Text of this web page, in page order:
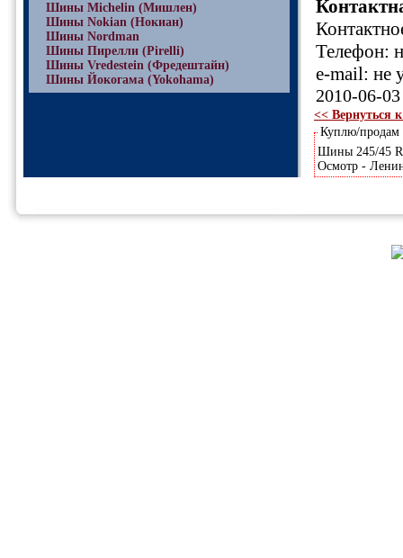
Шины Michelin (Мишлен)
Шины Nokian (Нокиан)
Шины Nordman
Шины Пирелли (Pirelli)
Шины Vredestein (Фредештайн)
Шины Йокогама (Yokohama)
Телефон:
e-mail: не
2010-06-
<< Вернуться
Куплю/
Шины 245/45
Осмотр -